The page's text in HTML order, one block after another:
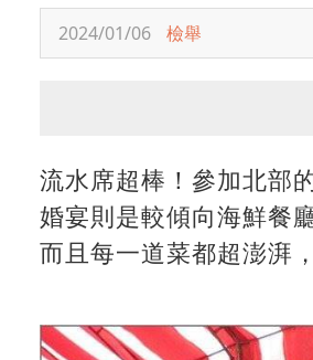
2024/01/06 檢舉
流水席超棒！參加北部
婚宴則是較傾向海鮮餐
而且每一道菜都超澎湃